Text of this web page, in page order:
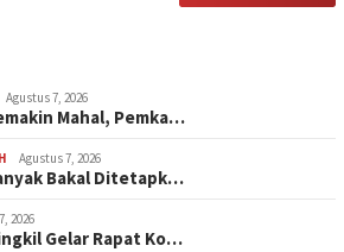
Agustus 7, 2026
Mahal, Pemka…
Agustus 7, 2026
Bakal Ditetapk…
2026
Gelar Rapat Ko…